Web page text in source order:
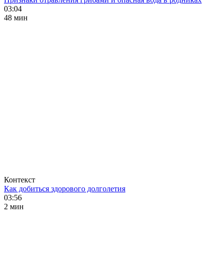
03:04
48 мин
Контекст
Как добиться здорового долголетия
03:56
2 мин